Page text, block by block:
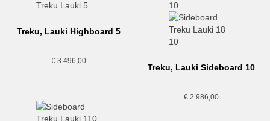
Treku, Lauki Highboard 5
€3.496,00
Treku, Lauki Sideboard 10
€ 2.986,00